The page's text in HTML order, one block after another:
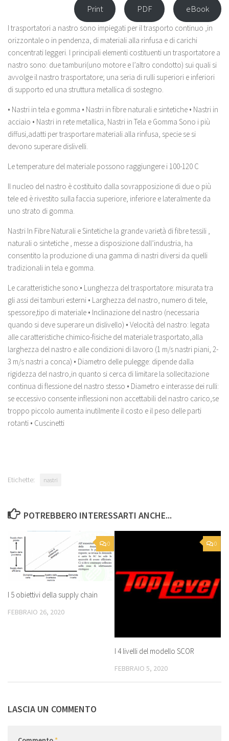
Print PDF eBook
I trasportatori a nastro sono impiegati per il trasporto continuo ,in
orizzontale o in pendenza, di materiali alla rinfusa e di carichi
concentrati leggeri. I principali elementi costituenti un trasportatore a
nastro sono: due tamburi(uno motore e l’altro condotto) sui quali si
avvolge il nastro trasportatore; una seria di rulli superiori e inferiori
di supporto ed una struttura metallica di sostegno.
• Nastri in tela e gomma • Nastri in fibre naturali e sintetiche • Nastri in
acciaio • Nastri in rete metallica, Nastri in Tela e Gomma Sono i più
diffusi,adatti per trasportare materiali alla rinfusa, specie se si
devono superare dislivelli.
Le temperature del materiale possono raggiungere i 100-120 C
Il nucleo del nastro è costituito dalla sovrapposizione di due o più
tele ed è rivestito sulla faccia superiore, inferiore e lateralmente da
uno strato di gomma.
Nastri In Fibre Naturali e Sintetiche la grande varietà di fibre tessili ,
naturali o sintetiche , messe a disposizione dall’industria, ha
consentito la produzione di una gamma di nastri diversi da quelli
tradizionali in tela e gomma.
Le caratteristiche sono:• Lunghezza del trasportatore: misurata tra
gli assi dei tamburi esterni • Larghezza del nastro, numero di tele,
spessore,tipo di materiale • Inclinazione del nastro (necessaria
quando si deve superare un dislivello) • Velocità del nastro: legata
alle caratteristiche chimico-fisiche del materiale trasportato,alla
larghezza del nastro e alle condizioni di lavoro (1 m/s nastri piani, 2-
3 m/s nastri a conca) • Diametro delle pulegge: dipende dalla
rigidezza del nastro,in quanto si cerca di limitare la sollecitazione
continua di flessione del nastro stesso • Diametro e interasse dei rulli:
se eccessivo consente inflessioni non accettabili del nastro carico,se
troppo piccolo aumenta inutilmente il costo e il peso delle parti
rotanti • Cuscinetti
Etichette: nastri
POTREBBERO INTERESSARTI ANCHE...
0
I 5 obiettivi della supply chain
FEBBRAIO 26, 2020
0
I 4 livelli del modello SCOR
FEBBRAIO 5, 2020
LASCIA UN COMMENTO